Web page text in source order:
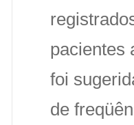
pacientes
foi
de